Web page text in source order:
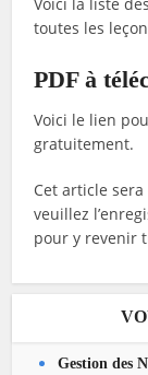
toutes les
PDF à
Voici le lien
gratuitement.
Cet article
veuillez
pour y revenir
Gestion des